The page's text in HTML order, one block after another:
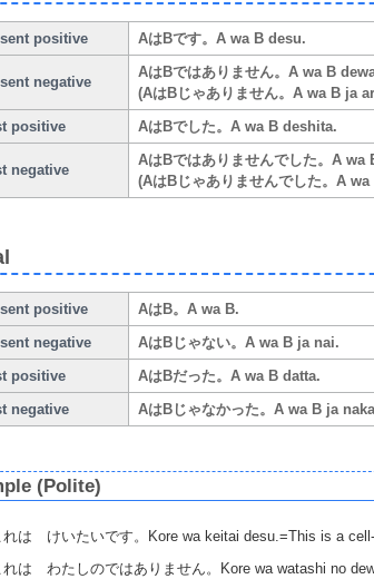
positive AはBです。A wa B desu.
negative
AはBではありません。A wa B
(AはBじゃありません。A wa B ja
positive
AはBでした。A wa B deshita.
negative
AはBではありませんでした。A
(AはBじゃありませんでした。A
positive
AはB。A wa B.
negative
AはBじゃない。A wa B ja nai.
positive
AはBだった。A wa B datta.
negative
AはBじゃなかった。A wa B ja
(Polite)
れは けいたいです。Kore wa keitai desu.=This is a
れは わたしのではありません。Kore wa watashi no